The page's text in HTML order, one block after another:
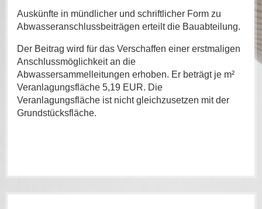
Auskünfte in mündlicher und schriftlicher Form zu
Abwasseranschlussbeiträgen erteilt die Bauabteilung.
Der Beitrag wird für das Verschaffen einer erstmaligen
Anschlussmöglichkeit an die
Abwassersammelleitungen erhoben. Er beträgt je m²
Veranlagungsfläche 5,19 EUR. Die
Veranlagungsfläche ist nicht gleichzusetzen mit der
Grundstücksfläche.